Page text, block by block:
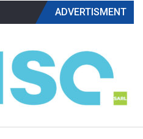
ADVERTISMENT